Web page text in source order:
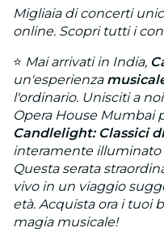
Migliaia di concerti
online. Scopri tutti i
⭐ Mai arrivati in India,
un'esperienza
l'ordinario. Unisciti a
Opera House Mumbai
Candlelight: Classici
interamente illuminato
Questa serata
vivo in un viaggio
età. Acquista ora i tuoi
magia musicale!